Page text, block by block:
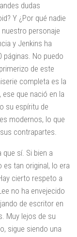
dudas
Y ¿Por qué nadie
nuestro personaje
y Jenkins ha
No puedo
de este
completa es la
que nació en la
su espíritu de
modernos, lo que
contrapartes.
que sí. Si bien a
es tan original, lo era
cierto respeto a
no ha envejecido
de escritor en
Muy lejos de su
sigue siendo una